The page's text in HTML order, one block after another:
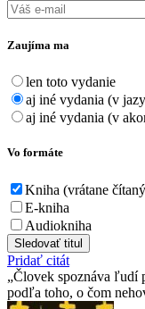
Zaujíma ma
len toto vydanie
aj iné vydania (v
aj iné vydania (v
Vo formáte
Kniha (vrátane
E-kniha
Audiokniha
Sledovať titul
Pridať citát
Človek spoznáva ľudí
podľa toho, o čom